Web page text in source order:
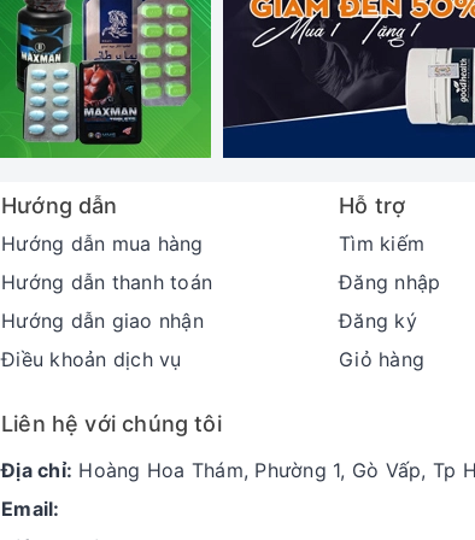
Hướng dẫn
Hướng dẫn mua hàng
Hướng dẫn thanh toán
Hướng dẫn giao nhận
Điều khoản dịch vụ
Hỗ trợ
Tìm kiếm
Đăng nhập
Đăng ký
Giỏ hàng
Liên hệ với chúng tôi
Địa chỉ: Hoàng Hoa Thám, Phường 1, Gò Vấp, Tp
Email: